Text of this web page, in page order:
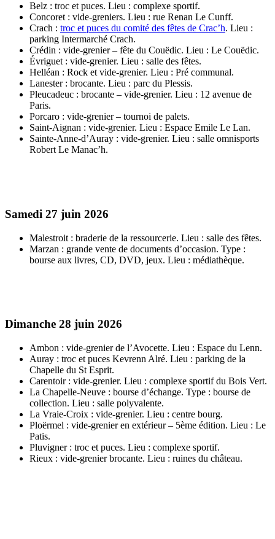
Belz : troc et puces. Lieu : complexe sportif.
Concoret : vide-greniers. Lieu : rue Renan Le Cunff.
Crach : troc et puces du comité des fêtes de Crac’h. Lieu :
parking Intermarché Crach.
Crédin : vide-grenier – fête du Couëdic. Lieu : Le Couëdic.
Évriguet : vide-grenier. Lieu : salle des fêtes.
Helléan : Rock et vide-grenier. Lieu : Pré communal.
Lanester : brocante. Lieu : parc du Plessis.
Pleucadeuc : brocante – vide-grenier. Lieu : 12 avenue de
Paris.
Porcaro : vide-grenier – tournoi de palets.
Saint-Aignan : vide-grenier. Lieu : Espace Emile Le Lan.
Sainte-Anne-d’Auray : vide-grenier. Lieu : salle omnisports
Robert Le Manac’h.
Samedi 27 juin 2026
Malestroit : braderie de la ressourcerie. Lieu : salle des fêtes.
Marzan : grande vente de documents d’occasion. Type :
bourse aux livres, CD, DVD, jeux. Lieu : médiathèque.
Dimanche 28 juin 2026
Ambon : vide-grenier de l’Avocette. Lieu : Espace du Lenn.
Auray : troc et puces Kevrenn Alré. Lieu : parking de la
Chapelle du St Esprit.
Carentoir : vide-grenier. Lieu : complexe sportif du Bois Vert.
La Chapelle-Neuve : bourse d’échange. Type : bourse de
collection. Lieu : salle polyvalente.
La Vraie-Croix : vide-grenier. Lieu : centre bourg.
Ploërmel : vide-grenier en extérieur – 5ème édition. Lieu : Le
Patis.
Pluvigner : troc et puces. Lieu : complexe sportif.
Rieux : vide-grenier brocante. Lieu : ruines du château.